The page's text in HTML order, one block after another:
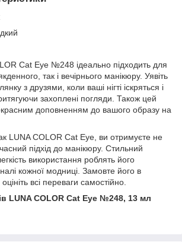
Cat Eye №248 ідеально підходить для
так і вечірнього манікюру. Уявіть
з друзями, коли ваші нігті іскряться і
захоплені погляди. Також цей
доповненням до вашого образу на
LUNA COLOR Cat Eye, ви отримуєте не
підхід до манікюру. Стильний
використання роблять його
кожної модниці. Замовте його в
оцініть всі переваги самостійно.
LUNA COLOR Cat Eye №248, 13 мл